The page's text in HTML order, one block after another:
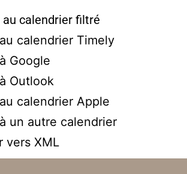
au calendrier filtré
calendrier Timely
Google
Outlook
calendrier Apple
un autre calendrier
vers XML